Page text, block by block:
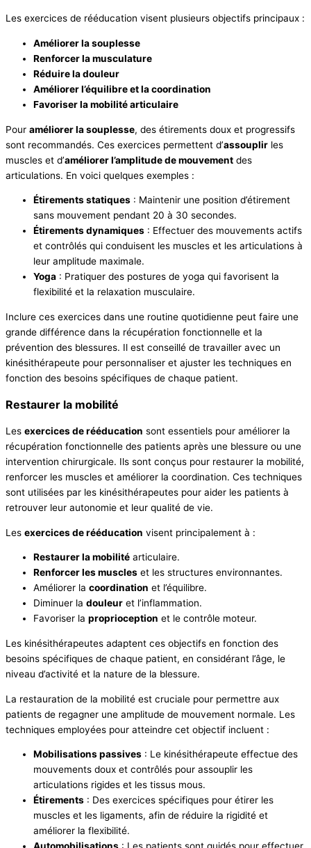
Les exercices de rééducation visent plusieurs objectifs principaux :
Améliorer la souplesse
Renforcer la musculature
Réduire la douleur
Améliorer l’équilibre et la coordination
Favoriser la mobilité articulaire
Pour améliorer la souplesse, des étirements doux et progressifs
sont recommandés. Ces exercices permettent d’assouplir les
muscles et d’améliorer l’amplitude de mouvement des
articulations. En voici quelques exemples :
Étirements statiques : Maintenir une position d’étirement
sans mouvement pendant 20 à 30 secondes.
Étirements dynamiques : Effectuer des mouvements actifs
et contrôlés qui conduisent les muscles et les articulations à
leur amplitude maximale.
Yoga : Pratiquer des postures de yoga qui favorisent la
flexibilité et la relaxation musculaire.
Inclure ces exercices dans une routine quotidienne peut faire une
grande différence dans la récupération fonctionnelle et la
prévention des blessures. Il est conseillé de travailler avec un
kinésithérapeute pour personnaliser et ajuster les techniques en
fonction des besoins spécifiques de chaque patient.
Restaurer la mobilité
Les exercices de rééducation sont essentiels pour améliorer la
récupération fonctionnelle des patients après une blessure ou une
intervention chirurgicale. Ils sont conçus pour restaurer la mobilité,
renforcer les muscles et améliorer la coordination. Ces techniques
sont utilisées par les kinésithérapeutes pour aider les patients à
retrouver leur autonomie et leur qualité de vie.
Les exercices de rééducation visent principalement à :
Restaurer la mobilité articulaire.
Renforcer les muscles et les structures environnantes.
Améliorer la coordination et l’équilibre.
Diminuer la douleur et l’inflammation.
Favoriser la proprioception et le contrôle moteur.
Les kinésithérapeutes adaptent ces objectifs en fonction des
besoins spécifiques de chaque patient, en considérant l’âge, le
niveau d’activité et la nature de la blessure.
La restauration de la mobilité est cruciale pour permettre aux
patients de regagner une amplitude de mouvement normale. Les
techniques employées pour atteindre cet objectif incluent :
Mobilisations passives : Le kinésithérapeute effectue des
mouvements doux et contrôlés pour assouplir les
articulations rigides et les tissus mous.
Étirements : Des exercices spécifiques pour étirer les
muscles et les ligaments, afin de réduire la rigidité et
améliorer la flexibilité.